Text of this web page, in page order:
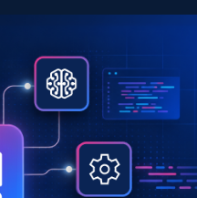
领英
爬虫工作室
将任何网站转化
数据集
来自 600+ 个域
领英 电商 社
人形机
智能体浏览器
让智能体浏览
站式工具包，全
爬虫工作室定
免费套餐
数据集
缓存速递
博客
案例研究
网络研讨会
代理位置